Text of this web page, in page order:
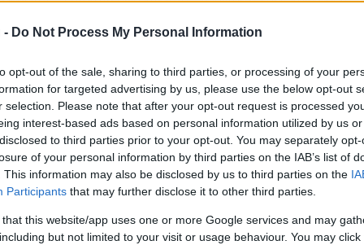
- Do Not Process My Personal Information
opt-out of the sale, sharing to third parties, or processing of your
for targeted advertising by us, please use the below opt-out
selection. Please note that after your opt-out request is processed
interest-based ads based on personal information utilized by us
to third parties prior to your opt-out. You may separately
of your personal information by third parties on the IAB’s list of
This information may also be disclosed by us to third parties on the
Participants that may further disclose it to other third parties.
that this website/app uses one or more Google services and may
but not limited to your visit or usage behaviour. You may
vagy a családtagoktól összegyűjtse ezeket a zenei
anyagból már öt megjelent. A szakértők szerint ez az
tudom, hogy van-e olyan intézmény, amely csak zenei
Bret Werb, a washingtoni Holokauszt Emlékmúzeum
eddig előnyben részesítették a dokumentumokból,
zsidó sorsával, és a háború más szörnyűségeivel
nem tették jól a dolgukat. Valakinek ezzel is foglalkozni